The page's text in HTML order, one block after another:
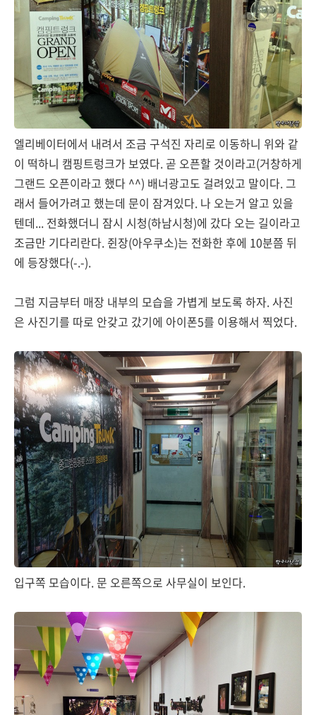
엘리베이터에서 내려서 조금 구석진 자리로 이동하니 위와 같
이 떡하니 캠핑트렁크가 보였다. 곧 오픈할 것이라고(거창하게
그랜드 오픈이라고 했다 ^^) 배너광고도 걸려있고 말이다. 그
래서 들어가려고 했는데 문이 잠겨있다. 나 오는거 알고 있을
텐데... 전화했더니 잠시 시청(하남시청)에 갔다 오는 길이라고
조금만 기다리란다. 쥔장(아우쿠소)는 전화한 후에 10분쯤 뒤
에 등장했다(-.-).
그럼 지금부터 매장 내부의 모습을 가볍게 보도록 하자. 사진
은 사진기를 따로 안갖고 갔기에 아이폰5를 이용해서 찍었다.
입구쪽 모습이다. 문 오른쪽으로 사무실이 보인다.